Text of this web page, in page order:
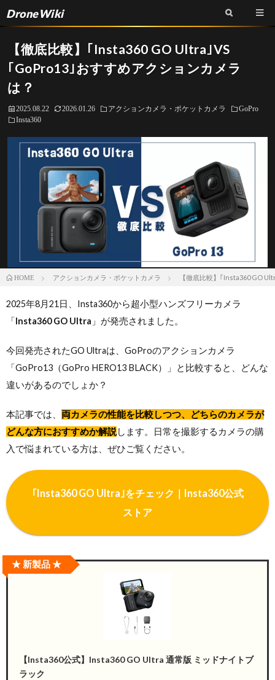
DroneWiki
【徹底比較】｢Insta360 GO Ultra｣VS
｢GoPro13｣おすすめアクションカメラ
は？
2025.08.22 2026.01.26 アクションカメラ・ポケットカメラ
GoPro
Insta360
HOME アクションカメラ・ポケットカメラ 【徹底比較】｢Insta360 GO
2025年8月21日、Insta360から超小型ハンズフリーカメラ
「Insta360 GO Ultra 」が発売されました。
今回発売されたGO Ultraは、GoProのアクションカメラ
「GoPro13（GoPro HERO13 BLACK）」と比較すると、どんな
違いがあるのでしょか？
本記事では、 両カメラの性能を比較しつつ、どちらのカメラが
どんな方におすすめか解説します。日常を撮影するカメラの購
入で悩まれている方は、ぜひご覧ください。
｢Insta360 GO Ultra｣をチェック｜Insta360公式
ストア
【Insta360公式】Insta360 GO Ultra 通常版 ミッドナイトブ
ラック
★ 新製品 ★